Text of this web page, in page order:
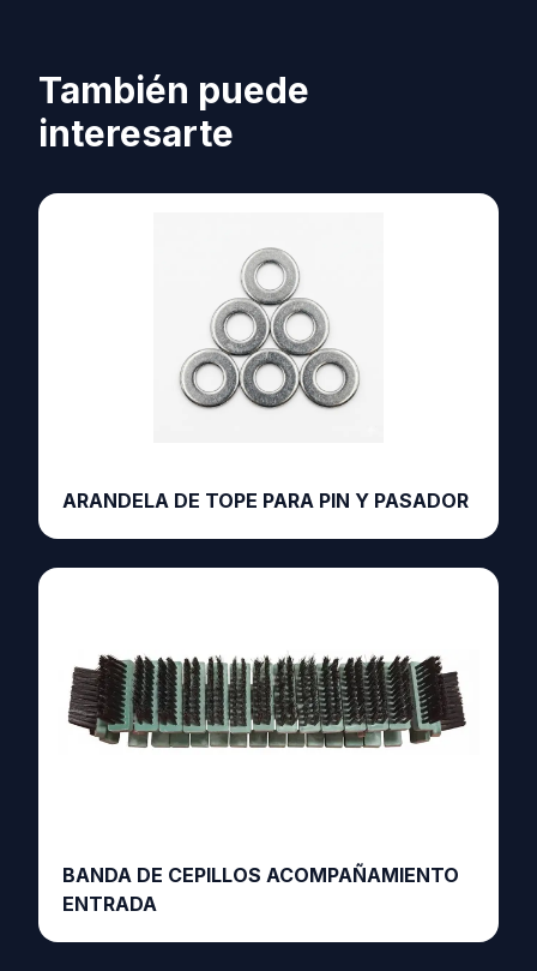
También puede
interesarte
ARANDELA DE TOPE PARA PIN Y PASADOR
BANDA DE CEPILLOS ACOMPAÑAMIENTO
ENTRADA